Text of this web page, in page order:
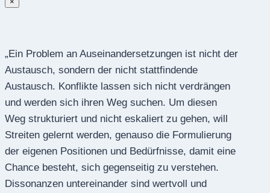
„Ein Problem an Auseinandersetzungen ist nicht der
Austausch, sondern der nicht stattfindende
Austausch. Konflikte lassen sich nicht verdrängen
und werden sich ihren Weg suchen. Um diesen
Weg strukturiert und nicht eskaliert zu gehen, will
Streiten gelernt werden, genauso die Formulierung
der eigenen Positionen und Bedürfnisse, damit eine
Chance besteht, sich gegenseitig zu verstehen.
Dissonanzen untereinander sind wertvoll und